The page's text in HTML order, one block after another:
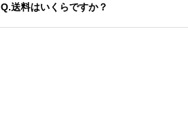
Q.送料はいくらですか？